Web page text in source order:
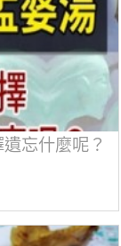
忘什麼呢？